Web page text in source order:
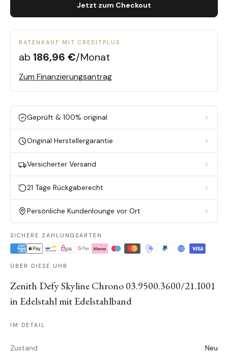
Jetzt zum Checkout
RATENKAUF MIT CREDITPLUS
ab 186,96 €/Monat
Zum Finanzierungsantrag
Geprüft & 100% original
Original Herstellergarantie
Versicherter Versand
21 Tage Rückgaberecht
Persönliche Kundenlounge vor Ort
SICHERE ZAHLUNGSARTEN
ÜBER DIESE UHR
Zenith Defy Skyline Chrono 03.9500.3600/21.I001
in Edelstahl mit Edelstahlband
IM DETAIL
Zustand Neu